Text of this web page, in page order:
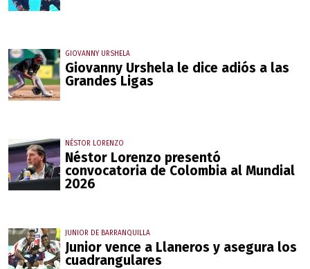
GIOVANNY URSHELA
Giovanny Urshela le dice adiós a las
Grandes Ligas
NÉSTOR LORENZO
Néstor Lorenzo presentó
convocatoria de Colombia al Mundial
2026
JUNIOR DE BARRANQUILLA
Junior vence a Llaneros y asegura los
cuadrangulares